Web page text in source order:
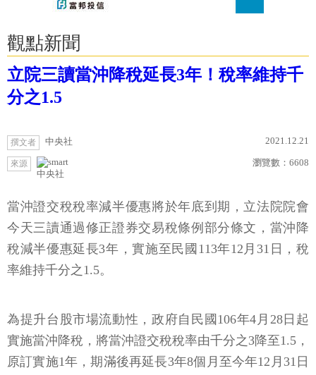
觀點新聞
立院三讀當沖降稅延長3年！稅率維持千
分之1.5
撰文者 中央社 2021.12.21
來源
中央社
瀏覽數： 6608
當沖證交稅稅率減半優惠將於年底到期，立法院院會
今天三讀通過修正證券交易稅條例部分條文，當沖降
稅減半優惠延長3年，實施至民國113年12月31日，稅
率維持千分之1.5。
為提升台股市場流動性，政府自民國106年4月28日起
實施當沖降稅，將當沖證交稅稅率由千分之3降至1.5，
原訂實施1年，期滿後再延長3年8個月至今年12月31日